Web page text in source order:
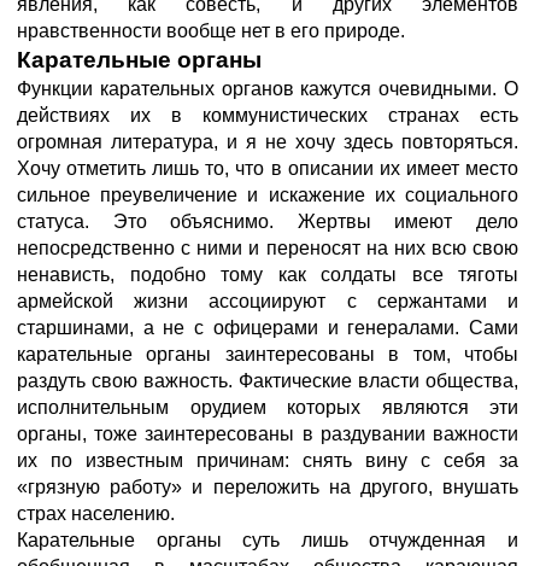
явления, как совесть, и других элементов
нравственности вообще нет в его природе.
Карательные органы
Функции карательных органов кажутся очевидными. О
действиях их в коммунистических странах есть
огромная литература, и я не хочу здесь повторяться.
Хочу отметить лишь то, что в описании их имеет место
сильное преувеличение и искажение их социального
статуса. Это объяснимо. Жертвы имеют дело
непосредственно с ними и переносят на них всю свою
ненависть, подобно тому как солдаты все тяготы
армейской жизни ассоциируют с сержантами и
старшинами, а не с офицерами и генералами. Сами
карательные органы заинтересованы в том, чтобы
раздуть свою важность. Фактические власти общества,
исполнительным орудием которых являются эти
органы, тоже заинтересованы в раздувании важности
их по известным причинам: снять вину с себя за
«грязную работу» и переложить на другого, внушать
страх населению.
Карательные органы суть лишь отчужденная и